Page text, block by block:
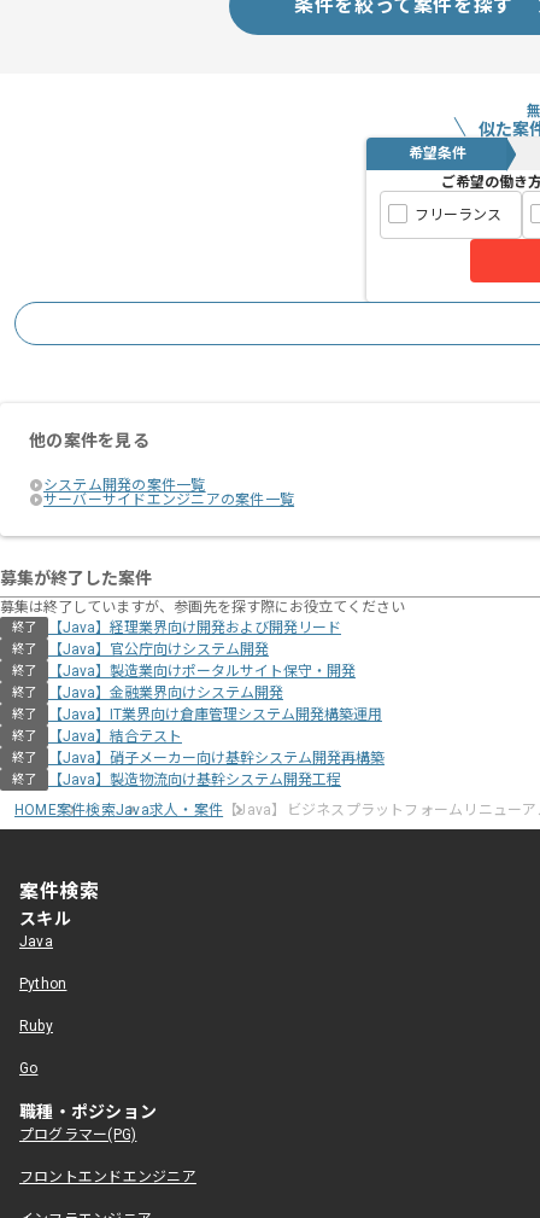
条件を絞って案件を探す
似た案
希望条件
ご希望の働き
フリーランス
他の案件を見る
システム開発の案件一覧
サーバーサイドエンジニアの案件一覧
募集が終了した案件
募集は終了していますが、参画先を探す際にお役立てください
終了 【Java】経理業界向け開発および開発リード
終了 【Java】官公庁向けシステム開発
終了 【Java】製造業向けポータルサイト保守・開発
終了 【Java】金融業界向けシステム開発
終了 【Java】IT業界向け倉庫管理システム開発構築運用
終了 【Java】結合テスト
終了 【Java】硝子メーカー向け基幹システム開発再構築
終了
【Java】製造物流向け基幹システム開発工程
HOME案件検索Java求人・案件 【Java】ビジネスプラットフォームリニュー
案件検索
スキル
Java
Python
Ruby
Go
職種・ポジション
プログラマー(PG)
フロントエンドエンジニア